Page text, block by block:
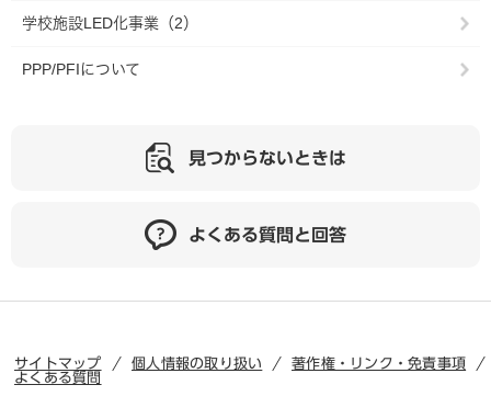
学校施設LED化事業（2）
PPP/PFIについて
見つからないときは
よくある質問と回答
サイトマップ 個人情報の取り扱い
著作権・リンク・免責事項
よくある質問